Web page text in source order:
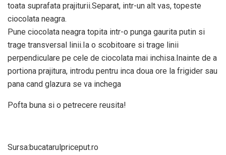
toata suprafata prajiturii.Separat, intr-un alt vas, topeste
ciocolata neagra.
Pune ciocolata neagra topita intr-o punga gaurita putin si
trage transversal linii.Ia o scobitoare si trage linii
perpendiculare pe cele de ciocolata mai inchisa.Inainte de a
portiona prajitura, introdu pentru inca doua ore la frigider sau
pana cand glazura se va inchega
Pofta buna si o petrecere reusita!
Sursa:bucatarulpriceput.ro